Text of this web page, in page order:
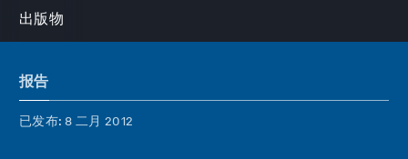
出版物
报告
已发布: 8 二月 2012